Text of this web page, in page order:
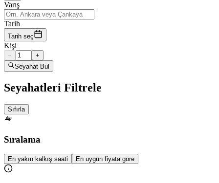
Varış
Tarih
Tarih seç
Kişi
−
+
Seyahat Bul
Seyahatleri Filtrele
Sıfırla
Sıralama
En yakın kalkış saati En uygun fiyata göre